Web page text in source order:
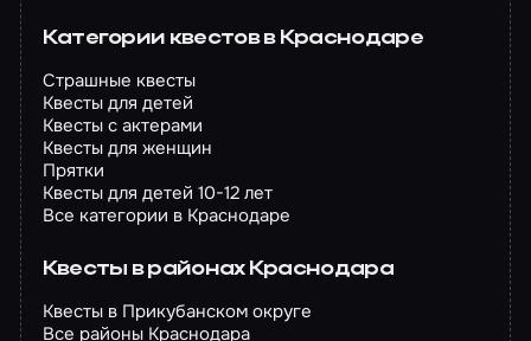
Категории квестов в Краснодаре
Страшные квесты
Квесты для детей
Квесты с актерами
Квесты для женщин
Прятки
Квесты для детей 10-12 лет
Все категории в Краснодаре
Квесты в районах Краснодара
Квесты в Прикубанском округе
Все районы Краснодара